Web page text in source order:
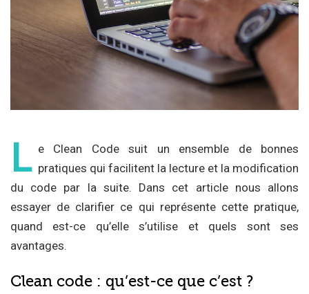
L e Clean Code suit un ensemble de bonnes
pratiques qui facilitent la lecture et la modification
du code par la suite. Dans cet article nous allons
essayer de clarifier ce qui représente cette pratique,
quand est-ce qu’elle s’utilise et quels sont ses
avantages.
Clean code : qu’est-ce que c’est ?